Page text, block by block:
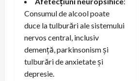
Consumul de alcool poate
duce la tulburări ale sistemului
nervos central, inclusiv
demență, parkinsonism și
tulburări de anxietate și
depresie.